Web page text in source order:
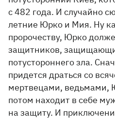
с 482 года. И случайно
летние Юрко и Мия. Ну
пророчеству, Юрко
защитников,
потустороннего зла.
придется драться со
мертвецами, ведьмами,
потом находит в себе
на защиту. И